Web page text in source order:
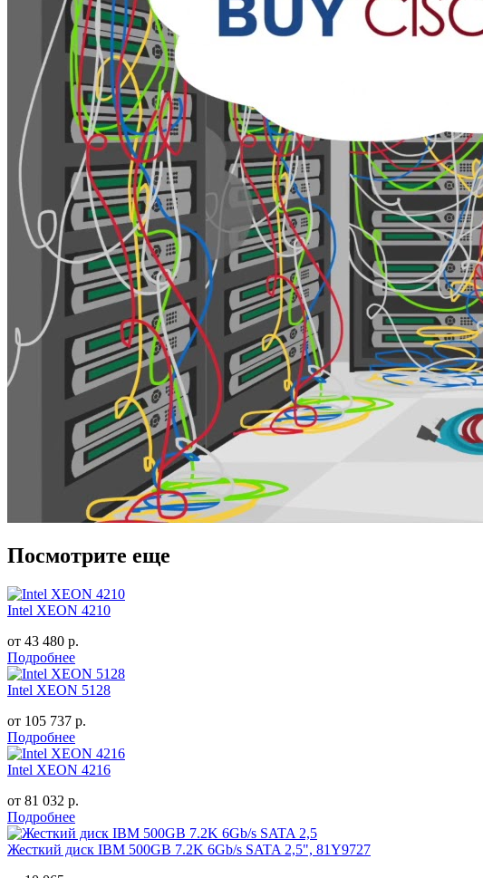
Посмотрите еще
Intel XEON 4210
от 43 480 р.
Подробнее
Intel XEON 5128
от 105 737 р.
Подробнее
Intel XEON 4216
от 81 032 р.
Подробнее
Жесткий диск IBM 500GB 7.2K 6Gb/s SATA 2,5", 81Y9727